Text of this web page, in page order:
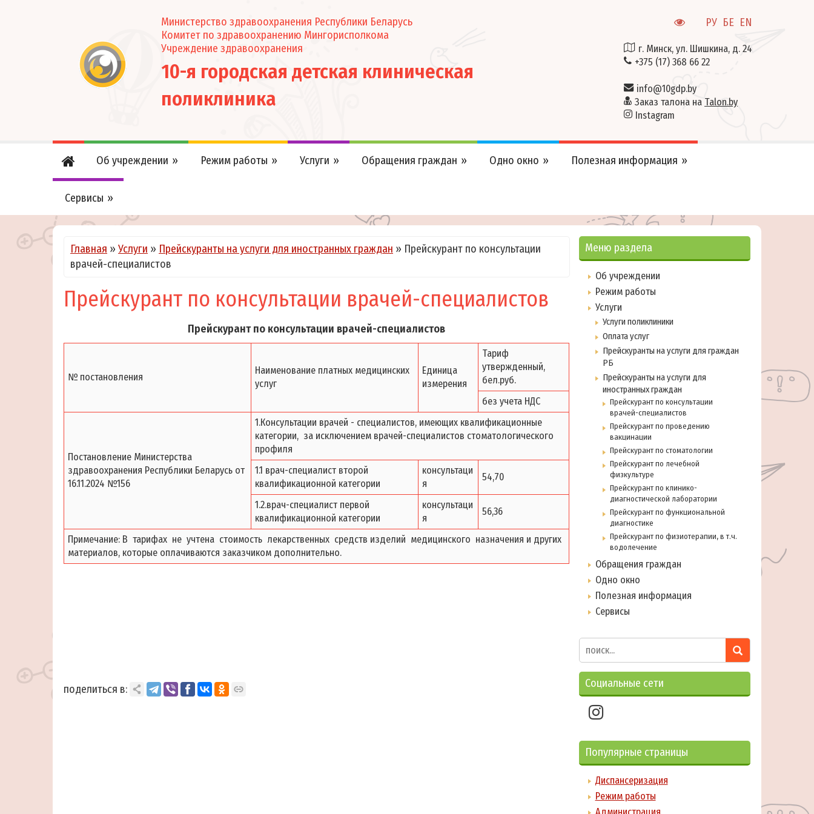
Министерство здравоохранения Республики Беларусь
Комитет по здравоохранению Мингорисполкома
Учреждение здравоохранения
10-я городская детская клиническая
поликлиника
РУ БЕ EN
г. Минск, ул. Шишкина, д. 24
+375 (17) 368 66 22
info@10gdp.by
Заказ талона на Talon.by
Instagram
Об учреждении Режим работы Услуги Обращения граждан Одно окно Полезная информация
Сервисы
Главная » Услуги » Прейскуранты на услуги для иностранных граждан » Прейскурант по консультации
врачей-специалистов
Прейскурант по консультации врачей-специалистов
Прейскурант по консультации врачей-специалистов
№ постановления
Наименование платных медицинских
услуг
Единица
измерения
Тариф
утвержденный,
бел.руб.
без учета НДС
Постановление Министерства
здравоохранения Республики Беларусь от
16.11.2024 №156
1.Консультации врачей - специалистов, имеющих квалификационные
категории, за исключением врачей-специалистов стоматологического
профиля
1.1 врач-специалист второй
квалификационной категории
консультаци
я
54,70
1.2.врач-специалист первой
квалификационной категории
консультаци
я
56,36
Примечание: В тарифах не учтена стоимость лекарственных средств изделий медицинского назначения и других
материалов, которые оплачиваются заказчиком дополнительно.
поделиться в:
Меню раздела
Об учреждении
Режим работы
Услуги
Услуги поликлиники
Оплата услуг
Прейскуранты на услуги для граждан
РБ
Прейскуранты на услуги для
иностранных граждан
Прейскурант по консультации
врачей-специалистов
Прейскурант по проведению
вакцинации
Прейскурант по стоматологии
Прейскурант по лечебной
физкультуре
Прейскурант по клинико-
диагностической лаборатории
Прейскурант по функциональной
диагностике
Прейскурант по физиотерапии, в т.ч.
водолечение
Обращения граждан
Одно окно
Полезная информация
Сервисы
Социальные сети
Популярные страницы
Диспансеризация
Режим работы